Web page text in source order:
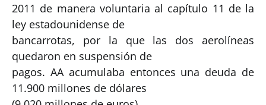
2011 de manera voluntaria al capítulo 11 de la
ley estadounidense de
bancarrotas, por la que las dos aerolíneas
quedaron en suspensión de
pagos. AA acumulaba entonces una deuda de
11.900 millones de dólares